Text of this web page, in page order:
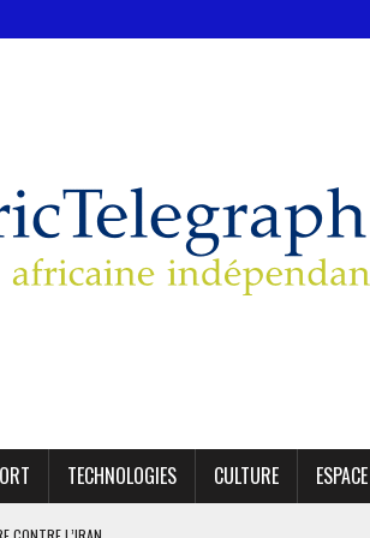
TECHNOLOGIES CULTURE